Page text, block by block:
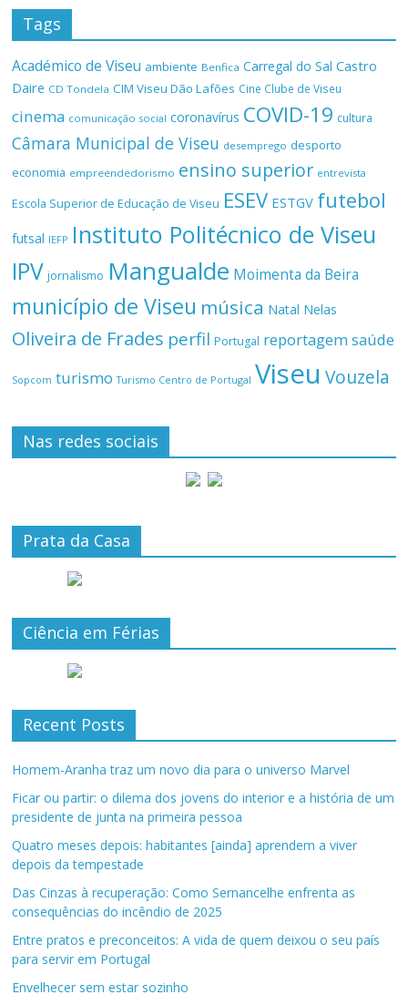
Tags
Académico de Viseu ambiente Benfica Carregal do Sal Castro
Daire CD Tondela CIM Viseu Dão Lafões Cine Clube de Viseu
cinema comunicação social coronavírus COVID-19 cultura
Câmara Municipal de Viseu desemprego desporto
economia empreendedorismo ensino superior entrevista
Escola Superior de Educação de Viseu ESEV ESTGV futebol
futsal IEFP Instituto Politécnico de Viseu
IPV jornalismo Mangualde Moimenta da Beira
município de Viseu música Natal Nelas
Oliveira de Frades perfil Portugal reportagemsaúde
Sopcom turismo Turismo Centro de Portugal Viseu Vouzela
Nas redes sociais
Prata da Casa
Ciência em Férias
Recent Posts
Homem-Aranha traz um novo dia para o universo Marvel
Ficar ou partir: o dilema dos jovens do interior e a história de um
presidente de junta na primeira pessoa
Quatro meses depois: habitantes [ainda] aprendem a viver
depois da tempestade
Das Cinzas à recuperação: Como Sernancelhe enfrenta as
consequências do incêndio de 2025
Entre pratos e preconceitos: A vida de quem deixou o seu país
para servir em Portugal
Envelhecer sem estar sozinho